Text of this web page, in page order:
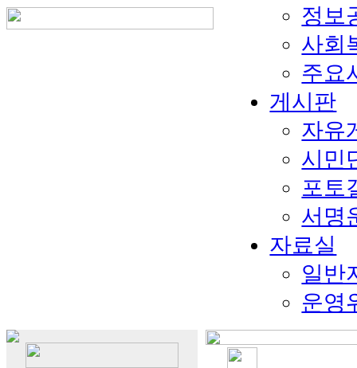
정보
사회
주요
게시판
자유
시민
포토
서명
자료실
일반
운영